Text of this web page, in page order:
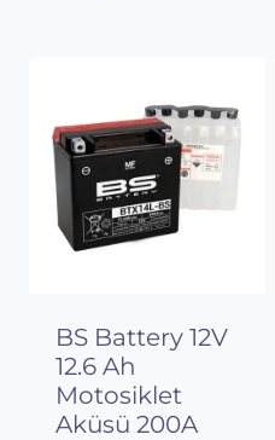
BS Battery 12V
12.6 Ah
Motosiklet
Aküsü 200A